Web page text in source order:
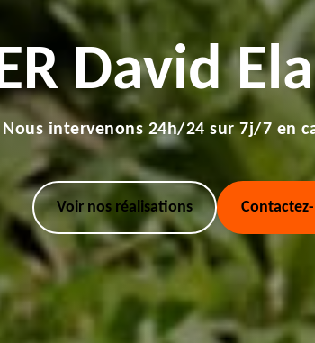
David
Nous intervenons 24h/24 sur 7j/7 en
Voir nos réalisations